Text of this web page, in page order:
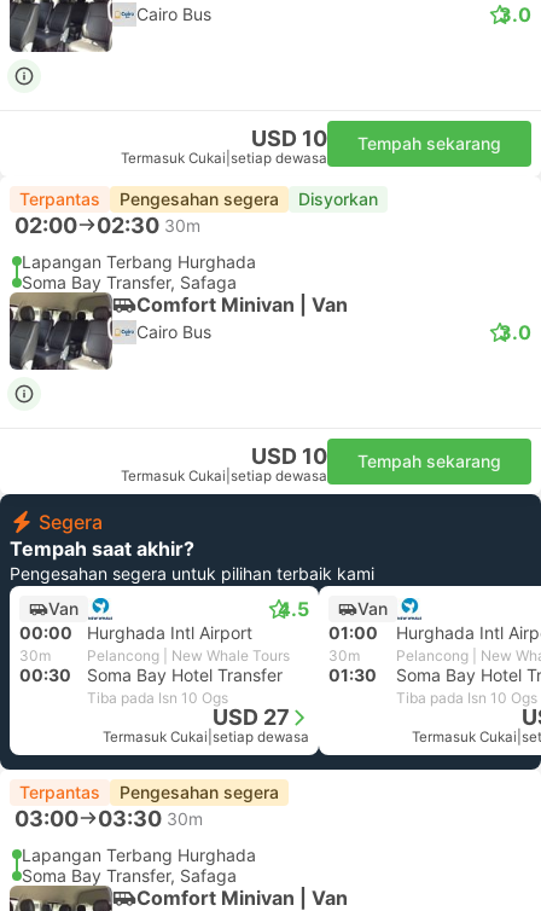
Cairo Bus 3.0
USD 10
Termasuk Cukai setiap dewasa
Tempah sekarang
Terpantas Pengesahan segera Disyorkan
02:00 02:30 30m
Lapangan Terbang Hurghada
Soma Bay Transfer, Safaga
Comfort Minivan | Van
Cairo Bus 3.0
USD 10
Termasuk Cukai setiap dewasa
Tempah sekarang
Segera
Tempah saat akhir?
Pengesahan segera untuk pilihan terbaik kami
Van
4.5
00:00 Hurghada Intl Airport
30m Pelancong | New Whale Tours
00:30 Soma Bay Hotel Transfer
Tiba pada Isn 10 Ogs
USD 27
Termasuk Cukai setiap dewasa
Van
01:00
Hurghada Intl
30m Pelancong | New
01:30 Soma Bay Hotel
Tiba pada Isn 10 Ogs
Termasuk Cukai
Terpantas Pengesahan segera
03:00 03:30 30m
Lapangan Terbang Hurghada
Soma Bay Transfer, Safaga
Comfort Minivan | Van